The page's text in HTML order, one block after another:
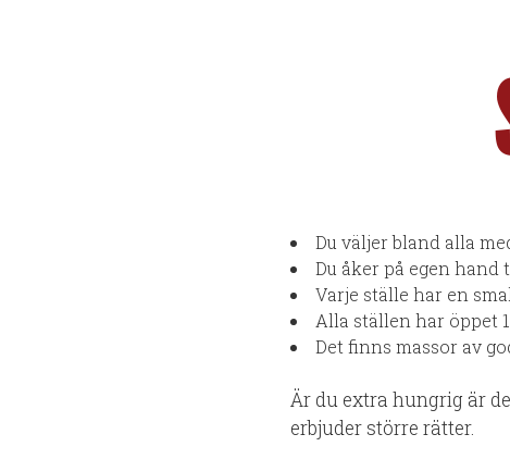
Du väljer bland alla
Du åker på egen
Varje ställe har en
Alla ställen har öppet
Det finns massor av
Är du extra hungrig är
erbjuder större rätter.